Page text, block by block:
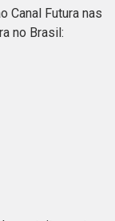
Canal Futura nas
no Brasil: